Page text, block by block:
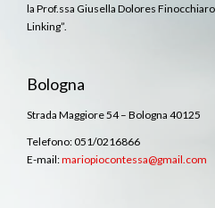
la Prof.ssa Giusella Dolores
Linking”.
Bologna
Strada Maggiore 54 – Bologna 40125
Telefono: 051/0216866
E-mail:mariopiocontessa@gmail.com